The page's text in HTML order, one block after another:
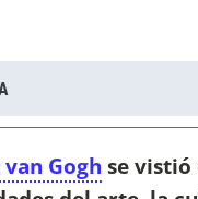
Gogh se vistió